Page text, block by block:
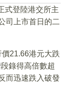
式登陸港交所主
司上市首日的二
21.66港元大跌
錄得高倍數超
而迅速跌入破發